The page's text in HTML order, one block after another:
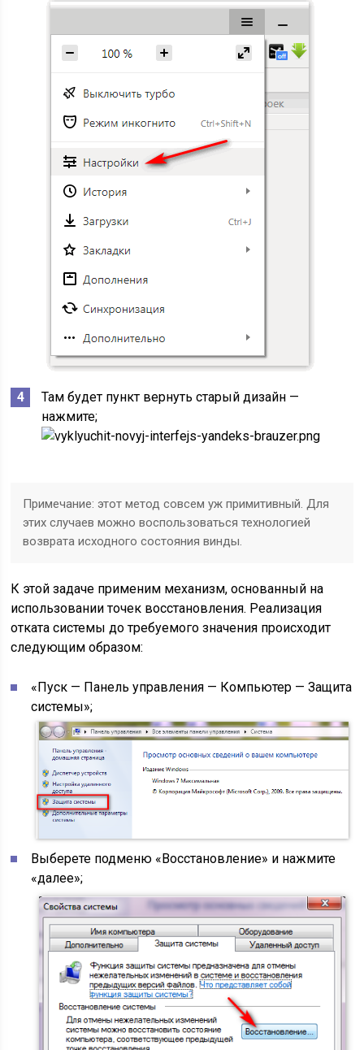
Там будет пункт вернуть старый дизайн —
нажмите;
Примечание: этот метод совсем уж примитивный. Для
этих случаев можно воспользоваться технологией
возврата исходного состояния винды.
К этой задаче применим механизм, основанный на
использовании точек восстановления. Реализация
отката системы до требуемого значения происходит
следующим образом:
«Пуск — Панель управления — Компьютер — Защита
системы»;
Выберете подменю «Восстановление» и нажмите
«далее»;